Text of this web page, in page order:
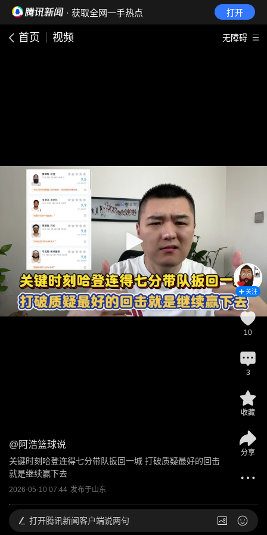
· 获取全网一手热点 打开
首页 视频 无障碍
@ 阿浩篮球说
关键时刻哈登连得七分带队扳回一城 打破质疑最好的回击
就是继续赢下去
2026-05-10 07:44 发布于山东
关注
10
3
收藏
分享
打开腾讯新闻客户端说两句